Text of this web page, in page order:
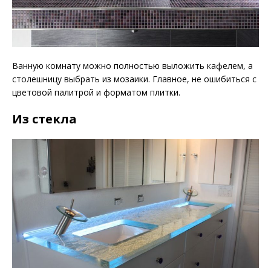
Ванную комнату можно полностью выложить кафелем, а
столешницу выбрать из мозаики. Главное, не ошибиться с
цветовой палитрой и форматом плитки.
Из стекла